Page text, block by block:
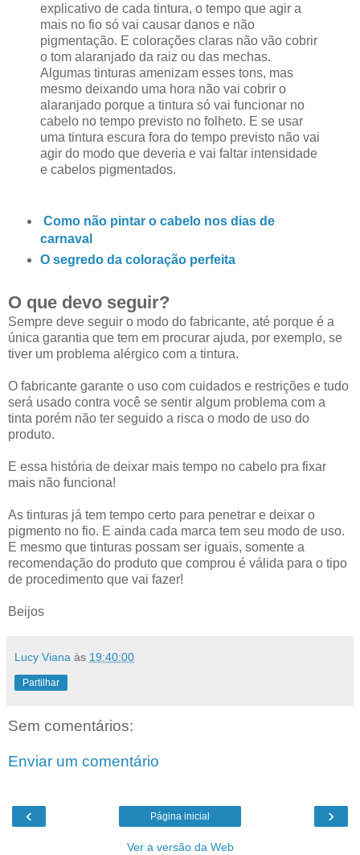
explicativo de cada tintura, o tempo que agir a
mais no fio só vai causar danos e não
pigmentação. E colorações claras não vão cobrir
o tom alaranjado da raiz ou das mechas.
Algumas tinturas amenizam esses tons, mas
mesmo deixando uma hora não vai cobrir o
alaranjado porque a tintura só vai funcionar no
cabelo no tempo previsto no folheto. E se usar
uma tintura escura fora do tempo previsto não vai
agir do modo que deveria e vai faltar intensidade
e cabelos pigmentados.
Como não pintar o cabelo nos dias de
carnaval
O segredo da coloração perfeita
O que devo seguir?
Sempre deve seguir o modo do fabricante, até porque é a
única garantia que tem em procurar ajuda, por exemplo, se
tiver um problema alérgico com a tintura.
O fabricante garante o uso com cuidados e restrições e tudo
será usado contra você se sentir algum problema com a
tinta porém não ter seguido a risca o modo de uso do
produto.
E essa história de deixar mais tempo no cabelo pra fixar
mais não funciona!
As tinturas já tem tempo certo para penetrar e deixar o
pigmento no fio. E ainda cada marca tem seu modo de uso.
E mesmo que tinturas possam ser iguais, somente a
recomendação do produto que comprou é válida para o tipo
de procedimento que vai fazer!
Beijos
Lucy Viana às 19:40:00
Partilhar
Sem comentários:
Enviar um comentário
‹ ›
Página inicial
Ver a versão da Web